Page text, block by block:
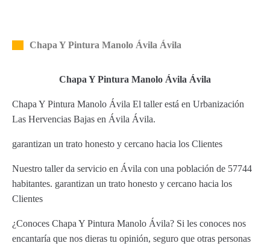
Chapa Y Pintura Manolo Ávila Ávila
Chapa Y Pintura Manolo Ávila Ávila
Chapa Y Pintura Manolo Ávila El taller está en Urbanización
Las Hervencias Bajas en Ávila Ávila.
garantizan un trato honesto y cercano hacia los Clientes
Nuestro taller da servicio en Ávila con una población de 57744
habitantes. garantizan un trato honesto y cercano hacia los
Clientes
¿Conoces Chapa Y Pintura Manolo Ávila? Si les conoces nos
encantaría que nos dieras tu opinión, seguro que otras personas